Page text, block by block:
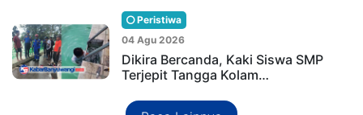
Peristiwa
04 Agu 2026
Dikira Bercanda, Kaki Siswa SMP
Terjepit Tangga Kolam…